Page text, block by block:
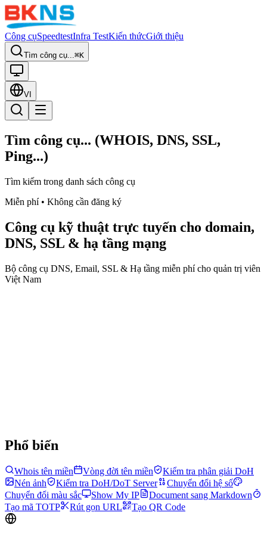
Công cụSpeedtestInfra TestKiến thứcGiới thiệu
Tìm công cụ...⌘K
VI
Tìm công cụ... (WHOIS, DNS, SSL,
Ping...)
Tìm kiếm trong danh sách công cụ
Miễn phí • Không cần đăng ký
Công cụ kỹ thuật trực tuyến cho domain,
DNS, SSL & hạ tầng mạng
Bộ công cụ DNS, Email, SSL & Hạ tầng miễn phí cho quản trị viên
Việt Nam
Phổ biến
Whois tên miền Vòng đời tên miền
Kiểm tra phân giải DoH
Nén ảnh
Kiểm tra DoH/DoT Server
Chuyển đổi hệ số
Chuyển đổi màu sắc
Show My IP
Document sang Markdown
Tạo mã TOTP
Rút gọn URL Tạo QR Code